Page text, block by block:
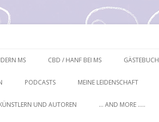
MS CBD / HANF BEI MS GÄSTEBUCH
PODCASTS MEINE LEIDENSCHAFT
UND AUTOREN … AND MORE …..